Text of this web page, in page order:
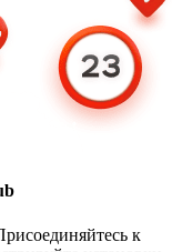
к